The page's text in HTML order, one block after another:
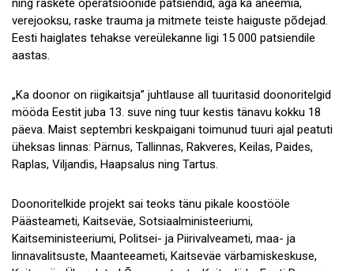
ning raskete operatsioonide patsiendid, aga ka aneemia,
verejooksu, raske trauma ja mitmete teiste haiguste põdejad.
Eesti haiglates tehakse vereülekanne ligi 15 000 patsiendile
aastas.
„Ka doonor on riigikaitsja” juhtlause all tuuritasid doonoritelgid
mööda Eestit juba 13. suve ning tuur kestis tänavu kokku 18
päeva. Maist septembri keskpaigani toimunud tuuri ajal peatuti
üheksas linnas: Pärnus, Tallinnas, Rakveres, Keilas, Paides,
Raplas, Viljandis, Haapsalus ning Tartus.
Doonoritelkide projekt sai teoks tänu pikale koostööle
Päästeameti, Kaitseväe, Sotsiaalministeeriumi,
Kaitseministeeriumi, Politsei- ja Piirivalveameti, maa- ja
linnavalitsuste, Maanteeameti, Kaitseväe värbamiskeskuse,